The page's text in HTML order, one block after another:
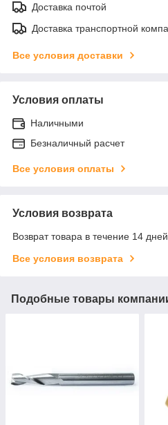
Доставка почтой
Доставка транспортной
Все условия доставки
Условия оплаты
Наличными
Безналичный расчет
Все условия оплаты
Условия возврата
Возврат товара в течение 14
Все условия возврата
Подобные товары